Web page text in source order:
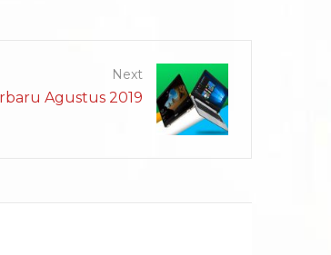
Next
Agustus 2019